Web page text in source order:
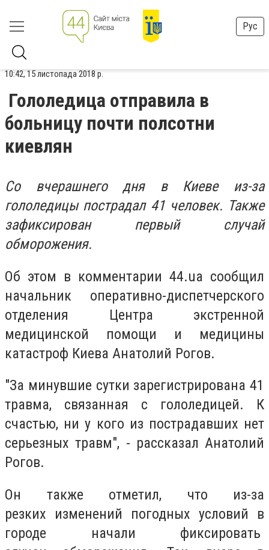
Рус
10:42, 15 листопада 2018 р.
Гололедица отправила в
больницу почти полсотни
киевлян
Со вчерашнего дня в Киеве из-за
гололедицы пострадал 41 человек. Также
зафиксирован первый случай
обморожения.
Об этом в комментарии 44.ua сообщил
начальник оперативно-диспетчерского
отделения Центра экстренной
медицинской помощи и медицины
катастроф Киева Анатолий Рогов.
"За минувшие сутки зарегистрирована 41
травма, связанная с гололедицей. К
счастью, ни у кого из пострадавших нет
серьезных травм", - рассказал Анатолий
Рогов.
Он также отметил, что из-за
резких изменений погодных условий в
городе начали фиксировать